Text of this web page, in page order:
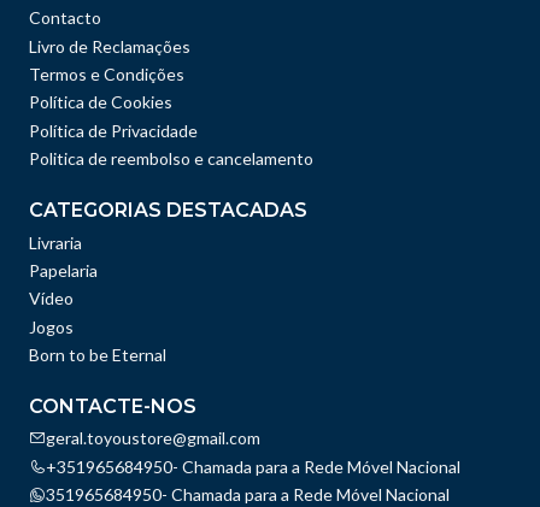
Contacto
Livro de Reclamações
Termos e Condições
Política de Cookies
Política de Privacidade
Politica de reembolso e cancelamento
CATEGORIAS DESTACADAS
Livraria
Papelaria
Vídeo
Jogos
Born to be Eternal
CONTACTE-NOS
geral.toyoustore@gmail.com
+351965684950- Chamada para a Rede Móvel Nacional
351965684950- Chamada para a Rede Móvel Nacional